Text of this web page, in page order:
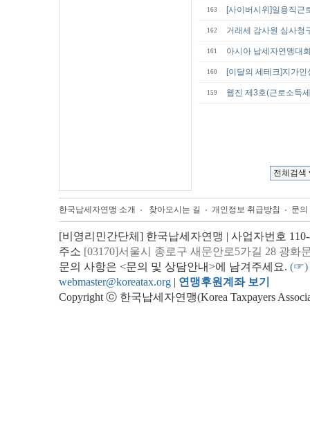
163 [사이버시위]일용직근
162 거래세 감사원 심사청
161 아시아 납세자연맹대
160 [이달의 세테크]지가
159 웹진 제3호(근로소득
한국납세자연맹 소개 찾아오시는 길 개인정보 취급방침 문
[비영리민간단체] 한국납세자연맹 | 사업자번호
주소 [03170]서울시 종로구 새문안로5가길 28 광화
문의 사항은 <문의 및 상담안내>에 남겨주세요. (☞)
webmaster@koreatax.org | 연맹후원계좌 보기
Copyright ⓒ 한국납세자연맹(Korea Taxpayers